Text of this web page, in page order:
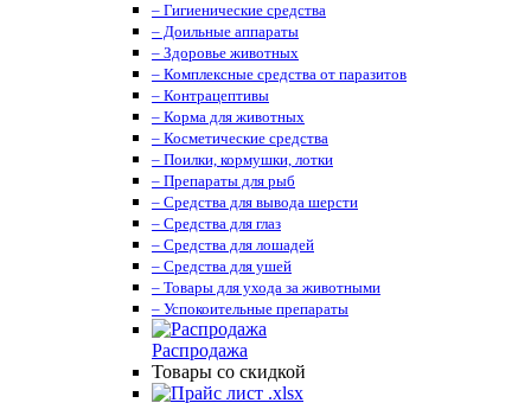
– Гигиенические средства
– Доильные аппараты
– Здоровье животных
– Комплексные средства от паразитов
– Контрацептивы
– Корма для животных
– Косметические средства
– Поилки, кормушки, лотки
– Препараты для рыб
– Средства для вывода шерсти
– Средства для глаз
– Средства для лошадей
– Средства для ушей
– Товары для ухода за животными
– Успокоительные препараты
Распродажа
Товары со скидкой